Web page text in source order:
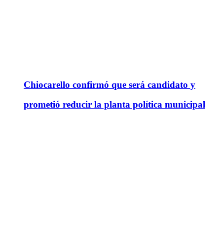
Chiocarello confirmó que será candidato y
prometió reducir la planta política municipal